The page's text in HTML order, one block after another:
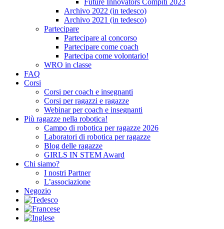
Future Innovators Compiti 2023
Archivo 2022 (in tedesco)
Archivo 2021 (in tedesco)
Partecipare
Partecipare al concorso
Partecipare come coach
Partecipa come volontario!
WRO in classe
FAQ
Corsi
Corsi per coach e insegnanti
Corsi per ragazzi e ragazze
Webinar per coach e insegnanti
Più ragazze nella robotica!
Campo di robotica per ragazze 2026
Laboratori di robotica per ragazze
Blog delle ragazze
GIRLS IN STEM Award
Chi siamo?
I nostri Partner
L’associazione
Negozio